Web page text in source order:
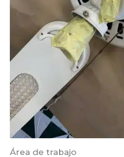
Área de trabajo